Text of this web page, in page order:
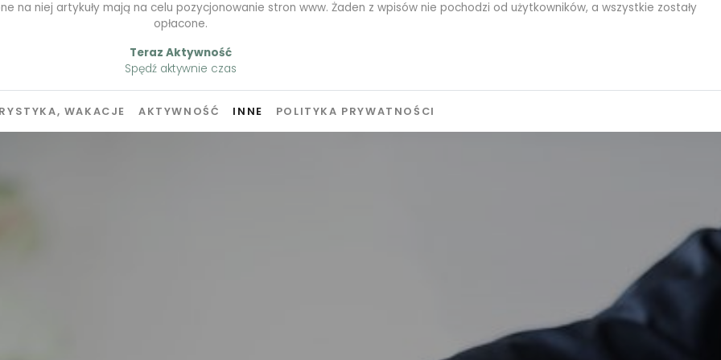
na niej artykuły mają na celu pozycjonowanie stron www. Żaden z wpisów nie pochodzi od użytkowników, a wszystkie zostały
opłacone.
Teraz Aktywność
Spędź aktywnie czas
WAKACJE AKTYWNOŚĆ INNE POLITYKA PRYWATNOŚCI